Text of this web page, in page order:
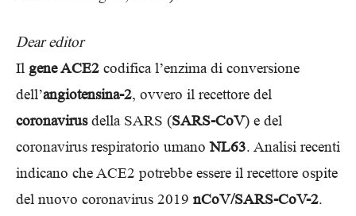
Dear editor
Il gene ACE2 codifica l’enzima di conversione
dell’angiotensina-2, ovvero il recettore del
coronavirusdella SARS (SARS-CoV) e del
coronavirus respiratorio umanoNL63. Analisi recenti
indicano che ACE2 potrebbe essere il recettore ospite
del nuovo coronavirus 2019 nCoV/SARS-CoV-2.